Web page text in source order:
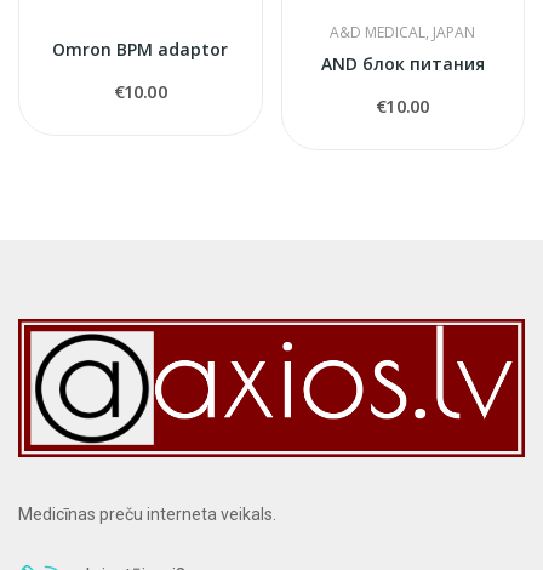
Omron BPM adaptor
€10.00
A&D MEDICAL, JAPAN
AND блок питания
€10.00
Medicīnas preču interneta veikals.